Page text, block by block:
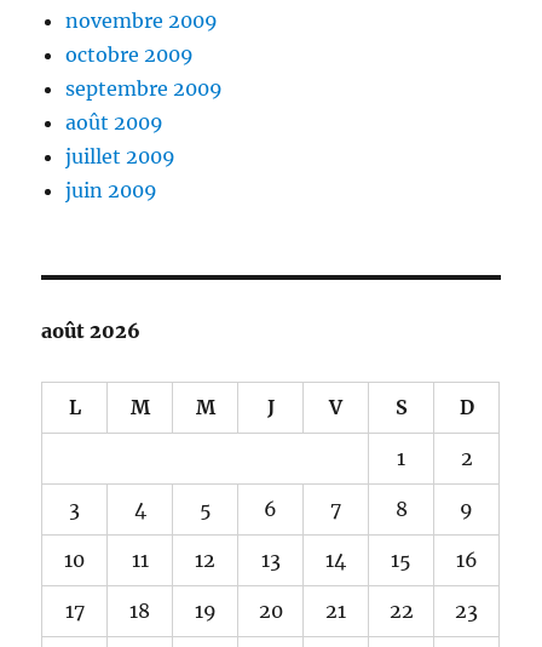
novembre 2009
octobre 2009
septembre 2009
août 2009
juillet 2009
juin 2009
août 2026
L M M J V S D
1 2
3 4 5 6 7 8 9
10 11 12 13 14 15 16
17 18 19 20 21 22 23